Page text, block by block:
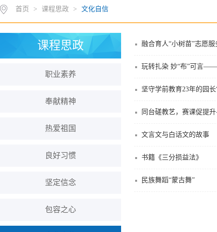
首页 > 课程思政 > 文化自信
课程思政
职业素养
奉献精神
热爱祖国
良好习惯
坚定信念
包容之心
融合育人“小树苗”志愿
玩转扎染 妙“布”可言
坚守学前教育23年的园
同台磋教艺，赛课促提
文言文与白话文的故事
书籍《三分损益法》
民族舞蹈“蒙古舞”